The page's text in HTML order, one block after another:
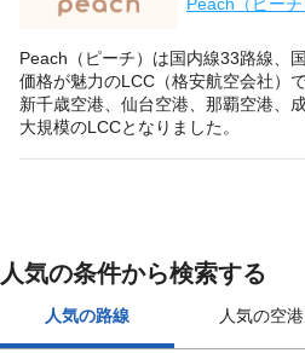
Peach（ピーチ
Peach（ピーチ）は国内線33路線、
価格が魅力のLCC（格安航空会社）
新千歳空港、仙台空港、那覇空港、
大規模のLCCとなりました。
人気の条件から検索する
人気の路線 人気の空港